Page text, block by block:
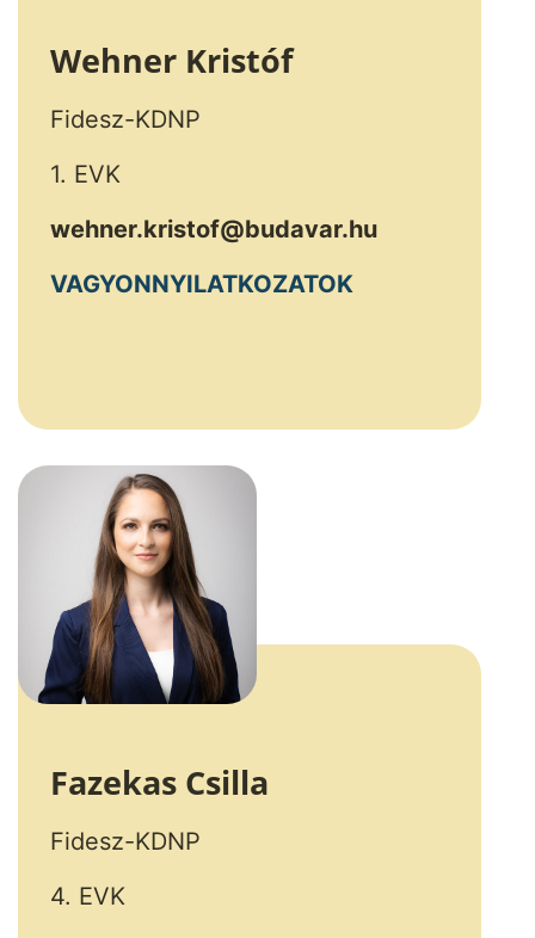
Wehner Kristóf
Fidesz-KDNP
1. EVK
wehner.kristof@budavar.hu
VAGYONNYILATKOZATOK
Fazekas Csilla
Fidesz-KDNP
4. EVK